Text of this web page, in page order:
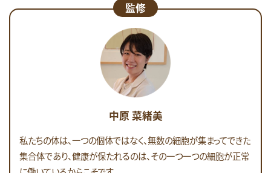
監修
中原 菜緒美
私たちの体は、一つの個体ではなく、無数の細胞が集まってできた
集合体であり、健康が保たれるのは、その一つ一つの細胞が正常